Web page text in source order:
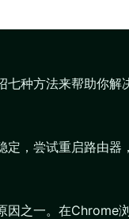
种方法来帮助你解
，尝试重启路由
因之一。在Chrome